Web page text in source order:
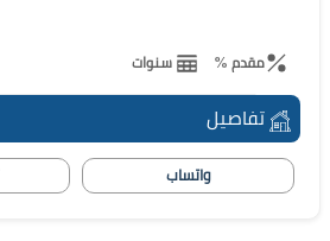
مقدم % سنوات
تفاصيل
واتساب